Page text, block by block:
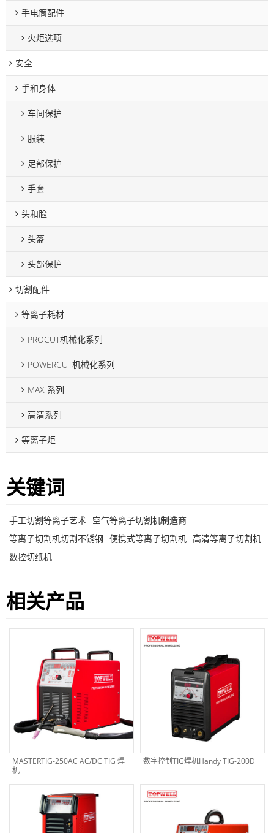
手电筒配件
火炬选项
安全
手和身体
车间保护
服装
足部保护
手套
头和脸
头盔
头部保护
切割配件
等离子耗材
PROCUT机械化系列
POWERCUT机械化系列
MAX 系列
高清系列
等离子炬
关键词
手工切割等离子艺术 空气等离子切割机制造商
等离子切割机切割不锈钢 便携式等离子切割机 高清等离子切割机
数控切纸机
相关产品
MASTERTIG-250AC AC/DC TIG 焊
机
数字控制TIG焊机Handy TIG-200Di